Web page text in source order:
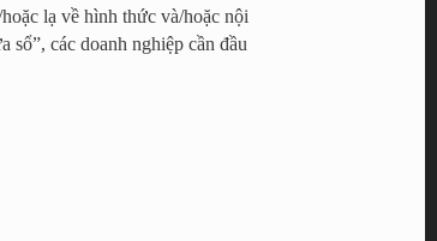
lạ về hình thức và/hoặc nội
các doanh nghiệp cần đầu